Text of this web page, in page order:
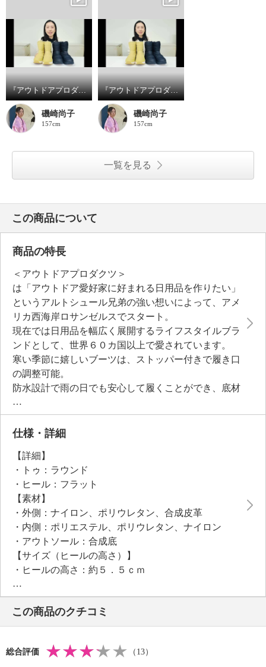
『アウトドアプロダクツ』 防水厚底ウィンターブーツのサイズについてです
磯崎尚子
157cm
『アウトドアプロダクツ』 防水厚底ウィンターブーツ商品説明です
磯崎尚子
157cm
一覧を見る
この商品について
商品の特長
＜アウトドアプロダクツ＞
は「アウトドア愛好家に好まれる日用品を作りたい」
というアルトシュール兄弟の強い想いによって、アメ
リカ西海岸ロサンゼルスでスタート。
現在では日用品を幅広く展開するライフスタイルブラ
ンドとして、世界６０カ国以上で愛されています。
寒い季節に嬉しいブーツは、ストッパー付きで履き口
の調整可能。
防水設計で雨の日でも安心して履くことができ、底材
は全面ラバーで滑りにくい仕様です。
ソールの外側と内側のゴムの硬度を変えており、外側
は硬めにして安定させることを目的とし、内側は柔ら
インソールはカップインソールで取り外して洗うこと
もできます。
ユニセックスのサイズ展開が魅力です。
仕様・詳細
【詳細】
・トゥ：ラウンド
・ヒール：フラット
【素材】
・外側：ナイロン、ポリウレタン、合成皮革
・内側：ポリエステル、ポリウレタン、ナイロン
・アウトソール：合成底
【サイズ（ヒールの高さ）】
・ヒールの高さ：約５．５ｃｍ
【サイズ（履き口、ブーツ丈、ふくらはぎ内周）】
※サイズにより多少の差異あり
・履き口（内周）：約３１ｃｍ
・ブーツ丈：約２２．５ｃｍ
・３Ｅ
この商品のクチコミ
総合評価 （13）